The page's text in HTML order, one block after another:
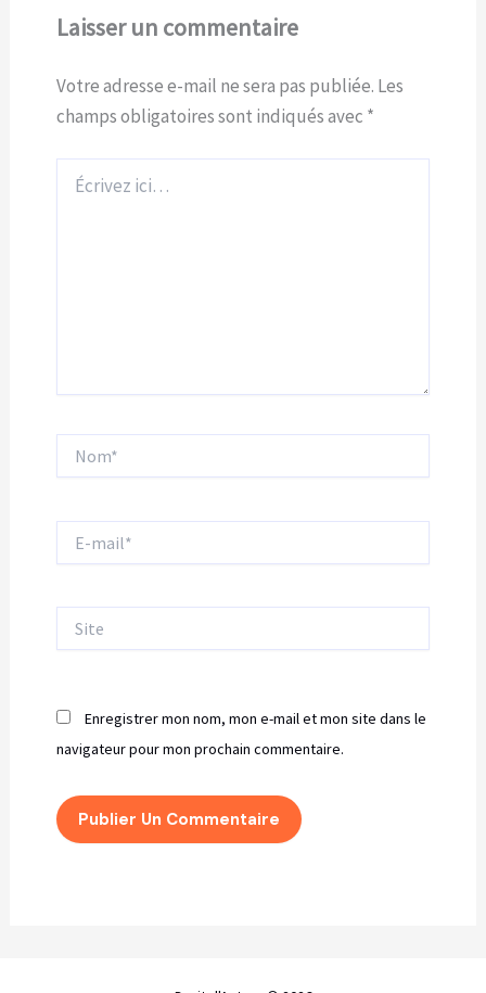
Laisser un commentaire
Votre adresse e-mail ne sera pas publiée. Les
champs obligatoires sont indiqués avec *
ici…
mail*
Enregistrer mon nom, mon e-mail et mon site dans le
navigateur pour mon prochain commentaire.